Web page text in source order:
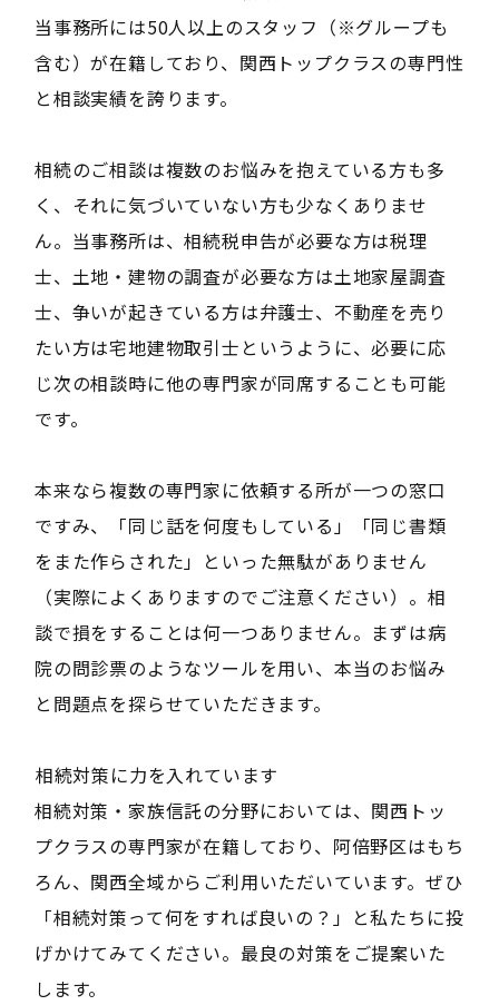
当事務所には50人以上のスタッフ（※グループも
含む）が在籍しており、関西トップクラスの専門性
と相談実績を誇ります。
相続のご相談は複数のお悩みを抱えている方も多
く、それに気づいていない方も少なくありませ
ん。当事務所は、相続税申告が必要な方は税理
士、土地・建物の調査が必要な方は土地家屋調査
士、争いが起きている方は弁護士、不動産を売り
たい方は宅地建物取引士というように、必要に応
じ次の相談時に他の専門家が同席することも可能
です。
本来なら複数の専門家に依頼する所が一つの窓口
ですみ、「同じ話を何度もしている」「同じ書類
をまた作らされた」といった無駄がありません
（実際によくありますのでご注意ください）。相
談で損をすることは何一つありません。まずは病
院の問診票のようなツールを用い、本当のお悩み
と問題点を探らせていただきます。
――相続対策に力を入れています――
相続対策・家族信託の分野においては、関西トッ
プクラスの専門家が在籍しており、阿倍野区はもち
ろん、関西全域からご利用いただいています。ぜひ
「相続対策って何をすれば良いの？」と私たちに投
げかけてみてください。最良の対策をご提案いた
します。